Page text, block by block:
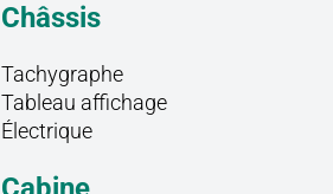
Châssis
Tachygraphe
Tableau affichage
Électrique